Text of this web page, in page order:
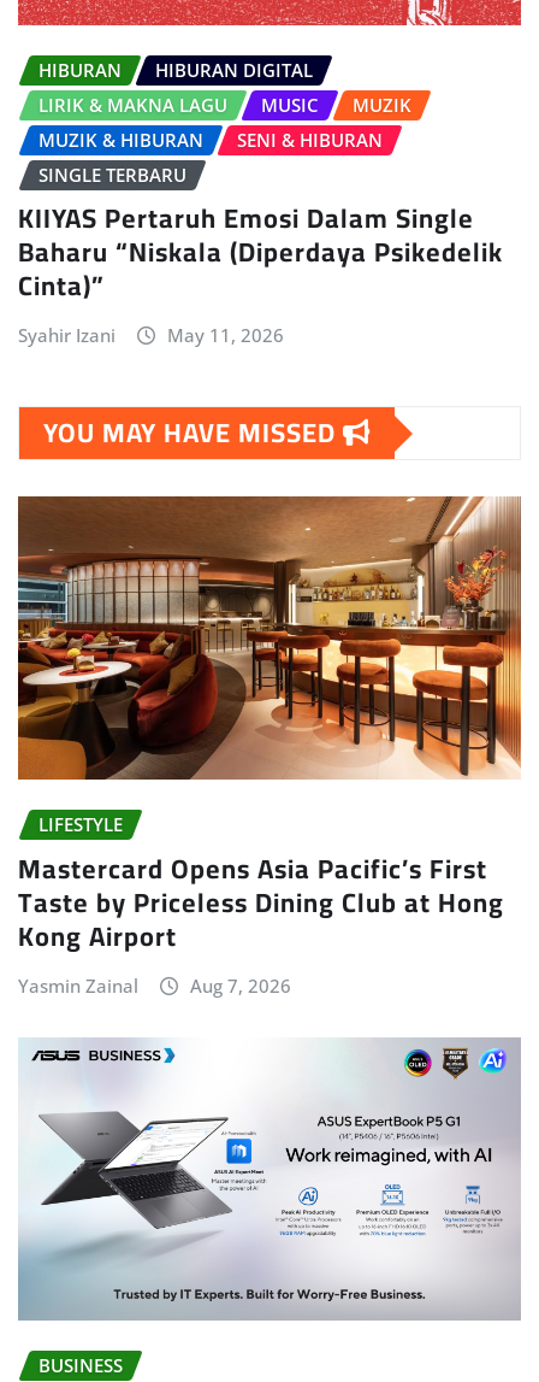
HIBURAN
HIBURAN DIGITAL
LIRIK & MAKNA LAGU
MUSIC
MUZIK
MUZIK & HIBURAN
SENI & HIBURAN
SINGLE TERBARU
KIIYAS Pertaruh Emosi Dalam Single
Baharu “Niskala (Diperdaya Psikedelik
Cinta)”
Syahir Izani May 11, 2026
YOU MAY HAVE MISSED
LIFESTYLE
Mastercard Opens Asia Pacific’s First
Taste by Priceless Dining Club at Hong
Kong Airport
Yasmin Zainal Aug 7, 2026
BUSINESS